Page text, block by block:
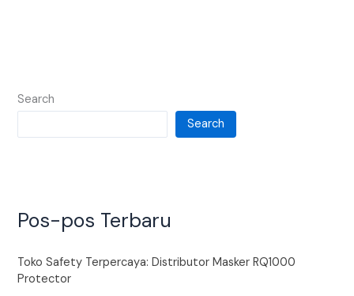
Search
Search
Pos-pos Terbaru
Toko Safety Terpercaya: Distributor Masker RQ1000
Protector